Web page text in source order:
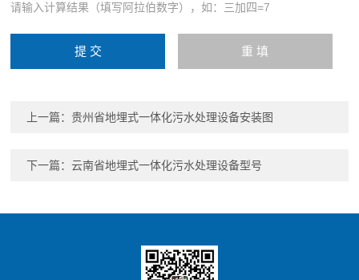
请输入计算结果（填写阿拉伯数字），如：三加四=7
上一篇：贵州省地埋式一体化污水处理设备安装图
下一篇：云南省地埋式一体化污水处理设备型号